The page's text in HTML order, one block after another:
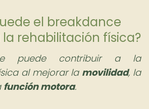
el breakdance
rehabilitación física?
puede contribuir a la
al mejorar la movilidad, la
función motora.